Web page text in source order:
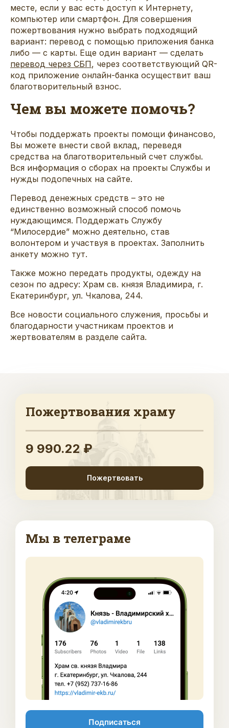
месте, если у вас есть доступ к Интернету,
компьютер или смартфон. Для совершения
пожертвования нужно выбрать подходящий
вариант: перевод с помощью приложения банка
либо — с карты. Еще один вариант — сделать
перевод через СБП, через соответствующий QR-
код приложение онлайн-банка осуществит ваш
благотворительный взнос.
Чем вы можете помочь?
Чтобы поддержать проекты помощи финансово,
Вы можете внести свой вклад, переведя
средства на благотворительный счет службы.
Вся информация о сборах на проекты Службы и
нужды подопечных на сайте.
Перевод денежных средств – это не
единственно возможный способ помочь
нуждающимся. Поддержать Службу
“Милосердие” можно деятельно, став
волонтером и участвуя в проектах. Заполнить
анкету можно тут.
Также можно передать продукты, одежду на
сезон по адресу: Храм св. князя Владимира, г.
Екатеринбург, ул. Чкалова, 244.
Все новости социального служения, просьбы и
благодарности участникам проектов и
жертвователям в разделе сайта.
Пожертвования храму
9 990.22 ₽
Пожертвовать
Мы в телеграме
Подписаться